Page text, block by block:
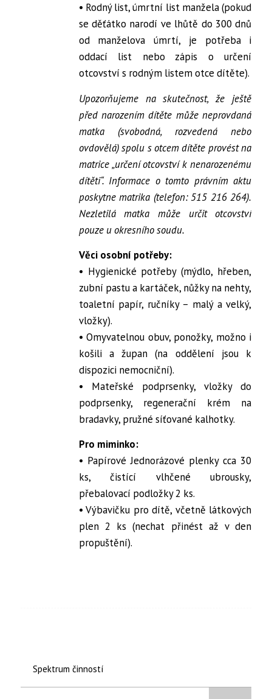
• Rodný list, úmrtní list manžela (pokud
se děťátko narodí ve lhůtě do 300 dnů
od manželova úmrtí, je potřeba i
oddací list nebo zápis o určení
otcovství s rodným listem otce dítěte).
Upozorňujeme na skutečnost, že ještě
před narozením dítěte může neprovdaná
matka (svobodná, rozvedená nebo
ovdovělá) spolu s otcem dítěte provést na
matrice „určení otcovství k nenarozenému
dítěti“. Informace o tomto právním aktu
poskytne matrika (telefon: 515 216 264).
Nezletilá matka může určit otcovství
pouze u okresního soudu.
Věci osobní potřeby:
• Hygienické potřeby (mýdlo, hřeben,
zubní pastu a kartáček, nůžky na nehty,
toaletní papír, ručníky – malý a velký,
vložky).
• Omyvatelnou obuv, ponožky, možno i
košili a župan (na oddělení jsou k
dispozici nemocniční).
• Mateřské podprsenky, vložky do
podprsenky, regenerační krém na
bradavky, pružné síťované kalhotky.
Pro miminko:
• Papírové Jednorázové plenky cca 30
ks, čistící vlhčené ubrousky,
přebalovací podložky 2 ks.
• Výbavičku pro dítě, včetně látkových
plen 2 ks (nechat přinést až v den
propuštění).
Spektrum činností